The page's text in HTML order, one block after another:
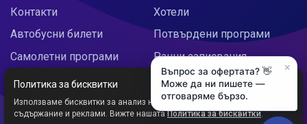
Контакти
Хотели
Автобусни билети
Самолетни програми
Doris Украйна
Потвърдени програми
Ранни записвания
Празнични предложения
Политика за бисквитки
Използваме бисквитки за анализ на трафика и персонализирано
съдържание и реклами. Вижте нашатаПолитика за бисквитки.
×
Въпрос за офертата? 👋
Може да ни пишете —
отговаряме бързо.